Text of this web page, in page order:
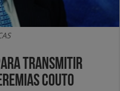
transmitir
Couto